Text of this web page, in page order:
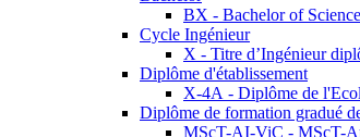
BX - Bachelor of
Cycle Ingénieur
X - Titre d’Ingénieur
Diplôme d'établissement
X-4A - Diplôme de
Diplôme de formation gradué
MScT-AI-ViC - MScT-